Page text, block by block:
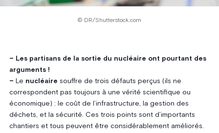
© DR/Shutterstock.com
– Les partisans de la sortie du nucléaire ont pourtant des
arguments !
– Le nucléaire souffre de trois défauts perçus (ils ne
correspondent pas toujours à une vérité scientifique ou
économique) : le coût de l’infrastructure, la gestion des
déchets, et la sécurité. Ces trois points sont d’importants
chantiers et tous peuvent être considérablement améliorés.